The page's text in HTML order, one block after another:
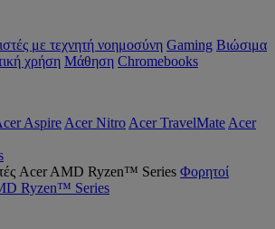
με τεχνητή νοημοσύνη Gaming Βιώσιμα
χρήση Μάθηση Chromebooks
Aspire Acer Nitro Acer TravelMate Acer
Φορητοί
Ryzen™ Series